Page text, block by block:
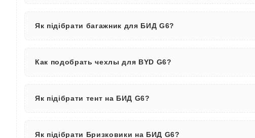
Як підібрати багажник для БИД G6?
Как подобрать чехлы для BYD G6?
Як підібрати тент на БИД G6?
Як підібрати Бризковики на БИД G6?